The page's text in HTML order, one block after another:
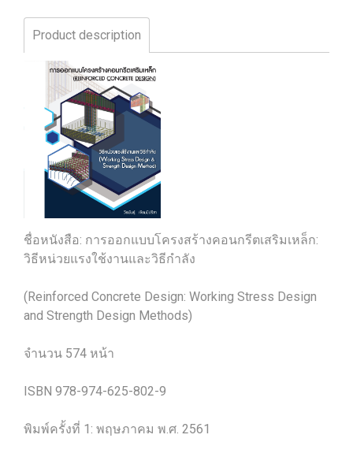
Product description
ชื่อหนังสือ: การออกแบบโครงสร้างคอนกรีตเสริมเหล็ก:
วิธีหน่วยแรงใช้งานและวิธีกำลัง
(Reinforced Concrete Design: Working Stress Design
and Strength Design Methods)
จำนวน 574 หน้า
ISBN 978-974-625-802-9
พิมพ์ครั้งที่ 1: พฤษภาคม พ.ศ. 2561